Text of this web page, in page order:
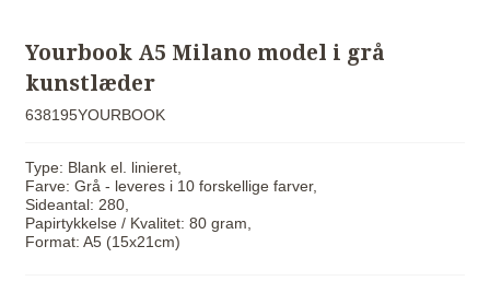
Yourbook A5 Milano model i grå
kunstlæder
638195YOURBOOK
Type: Blank el. linieret,
Farve: Grå - leveres i 10 forskellige farver,
Sideantal: 280,
Papirtykkelse / Kvalitet: 80 gram,
Format: A5 (15x21cm)